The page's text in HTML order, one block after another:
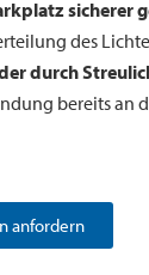
sicherer
des
durch
bereits
anfordern